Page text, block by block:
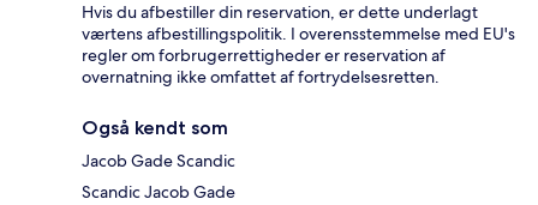
Hvis du afbestiller din reservation, er dette underlagt
værtens afbestillingspolitik. I overensstemmelse med EU's
regler om forbrugerrettigheder er reservation af
overnatning ikke omfattet af fortrydelsesretten.
Også kendt som
Jacob Gade Scandic
Scandic Jacob Gade